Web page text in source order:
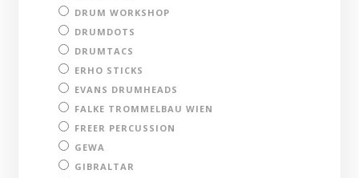
DRUM WORKSHOP
DRUMDOTS
DRUMTACS
ERHO STICKS
EVANS DRUMHEADS
FALKE TROMMELBAU WIEN
FREER PERCUSSION
GEWA
GIBRALTAR